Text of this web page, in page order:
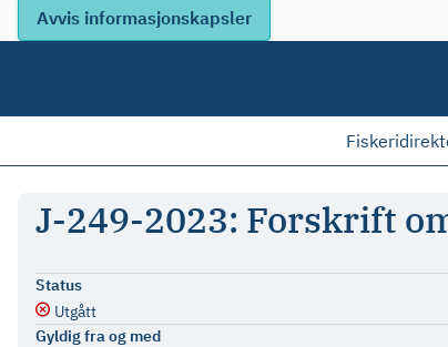
J-249-2023: Forskrift
Status
Utgått
Gyldig fra og med